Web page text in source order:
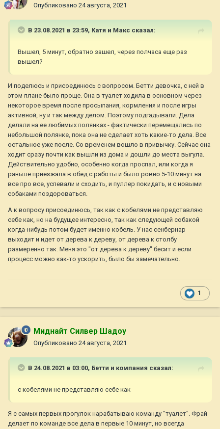
Опубликовано 24 августа, 2021
В 23.08.2021 в 23:59, Катя и Макс сказал:
Вышел, 5 минут, обратно зашел, через полчаса еще раз
вышел?
И поделюсь и присоединюсь с вопросом. Бетти девочка, с ней в
этом плане было проще. Она в туалет ходила в основном через
некоторое время после просыпания, кормления и после игры
активной, ну и так между делом. Поэтому подгадывали. Дела
делали на ее любимых полянках - фактически перемещались по
небольшой полянке, пока она не сделает хоть какие-то дела. Все
остальное уже после. Со временем вошло в привычку. Сейчас она
ходит сразу почти как вышли из дома и дошли до места выгула.
Действительно удобно, особенно когда проспал, или когда я
раньше приезжала в обед с работы и было ровно 5-10 минут на
все про все, успевали и сходить, и пуллер покидать, и с новыми
собаками поздороваться.
А к вопросу присоединюсь, так как с кобелями не представляю
себе как, но на будущее интересно, так как следующей собакой
когда-нибудь потом будет именно кобель. У нас сенбернар
выходит и идет от дерева к дереву, от дерева к столбу
размеренно так. Меня это "от дерева к дереву" бесит и если
процесс можно как-то ускорить, было бы замечательно.
1
Миднайт Силвер Шадоу
Опубликовано 24 августа, 2021
В 24.08.2021 в 03:00, Бетти и компания сказал:
с кобелями не представляю себе как
Я с самых первых прогулок нарабатываю команду "туалет". Фрай
делает по команде все дела в первые 10 минут, но всегда